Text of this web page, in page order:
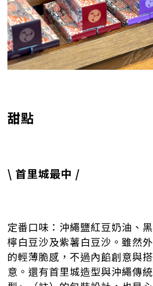
甜點
\ 首里城最中 /
定番口味：沖繩鹽紅豆奶油、
檸白豆沙及紫薯白豆沙。雖然
的輕薄脆感，不過內餡創意與
意。還有首里城造型與沖繩傳